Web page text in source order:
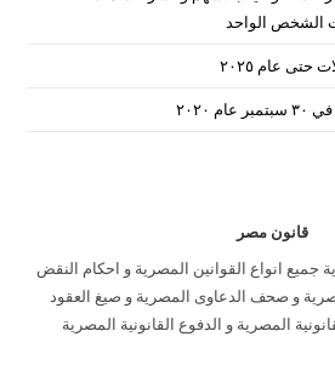
الشخص الواحد
عام ٢٠٢٥
٢٠٢٠
قانون مصر
جميع انواع القوانين المصرية و احكام النقض
و صحف الدعاوى المصرية و صيغ العقود
المصرية و الدفوع القانونية المصرية